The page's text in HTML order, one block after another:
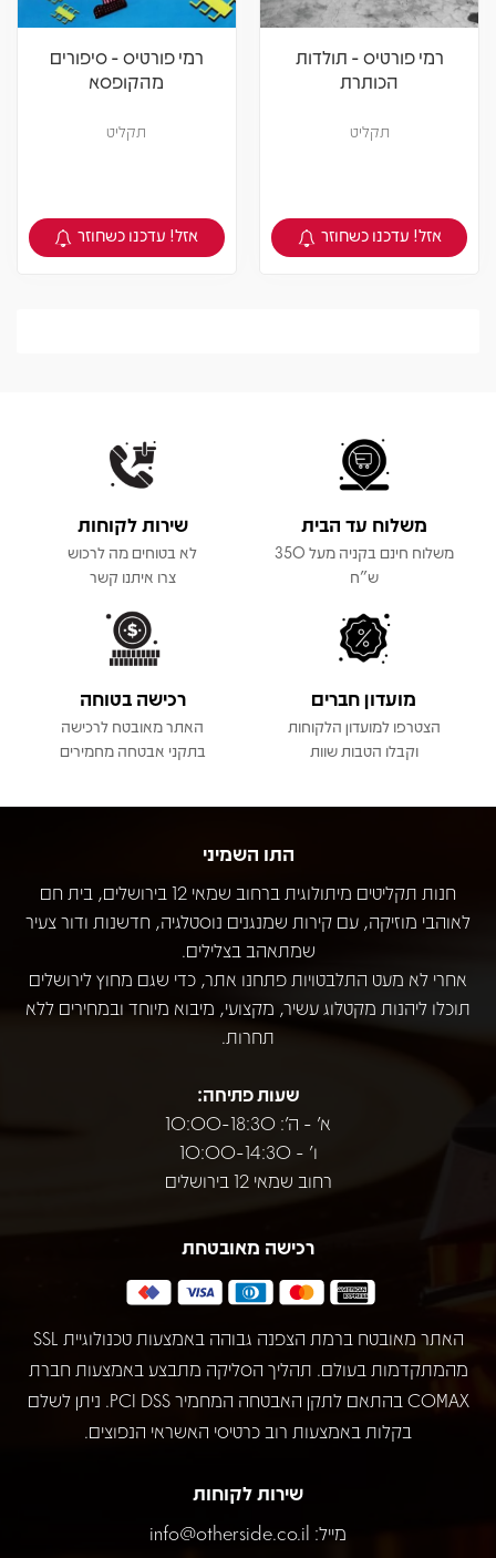
רמי פורטיס - תולדות
הכותרת
תקליט
צפיה במוצר
אזל! עדכנו כשחוזר
רמי פורטיס - סיפורים
מהקופסא
תקליט
צפיה במוצר
אזל! עדכנו כשחוזר
משלוח עד הבית
משלוח חינם בקניה מעל 350
ש"ח
שירות לקוחות
לא בטוחים מה לרכוש
צרו איתנו קשר
מועדון חברים
הצטרפו למועדון הלקוחות
וקבלו הטבות שוות
רכישה בטוחה
האתר מאובטח לרכישה
בתקני אבטחה מחמירים
התו השמיני
חנות תקליטים מיתולוגית ברחוב שמאי 12 בירושלים, בית חם
לאוהבי מוזיקה, עם קירות שמנגנים נוסטלגיה, חדשנות ודור צעיר
שמתאהב בצלילים.
אחרי לא מעט התלבטויות פתחנו אתר, כדי שגם מחוץ לירושלים
תוכלו ליהנות מקטלוג עשיר, מקצועי, מיבוא מיוחד ובמחירים ללא
תחרות.
שעות פתיחה:
א' - ה': 10:00-18:30
ו' - 10:00-14:30
רחוב שמאי 12 בירושלים
רכישה מאובטחת
האתר מאובטח ברמת הצפנה גבוהה באמצעות טכנולוגיית SSL
מהמתקדמות בעולם. תהליך הסליקה מתבצע באמצעות חברת
COMAX בהתאם לתקן האבטחה המחמיר PCI DSS. ניתן לשלם
בקלות באמצעות רוב כרטיסי האשראי הנפוצים.
שירות לקוחות
מייל: info@otherside.co.il